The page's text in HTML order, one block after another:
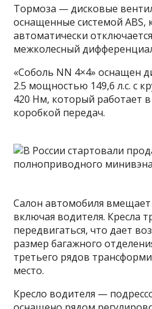
Тормоза — дисковые
оснащенные системой ABS,
автоматически
межколесный
«Соболь NN 4×4» оснащен
2.5 мощностью 149,6 л.с. с
420 Нм, который работает в
коробкой передач.
Салон автомобиля вмещает
включая водителя. Кресла
передвигаться, что дает
размер багажного
третьего рядов
место.
Кресло водителя —